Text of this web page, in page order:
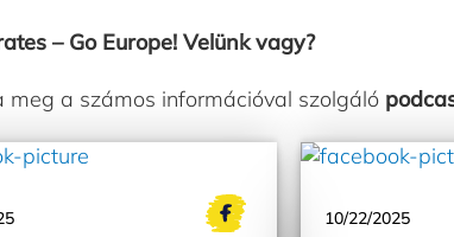
– Go Europe! Velünk vagy?
meg a számos információval szolgáló
10/22/2025